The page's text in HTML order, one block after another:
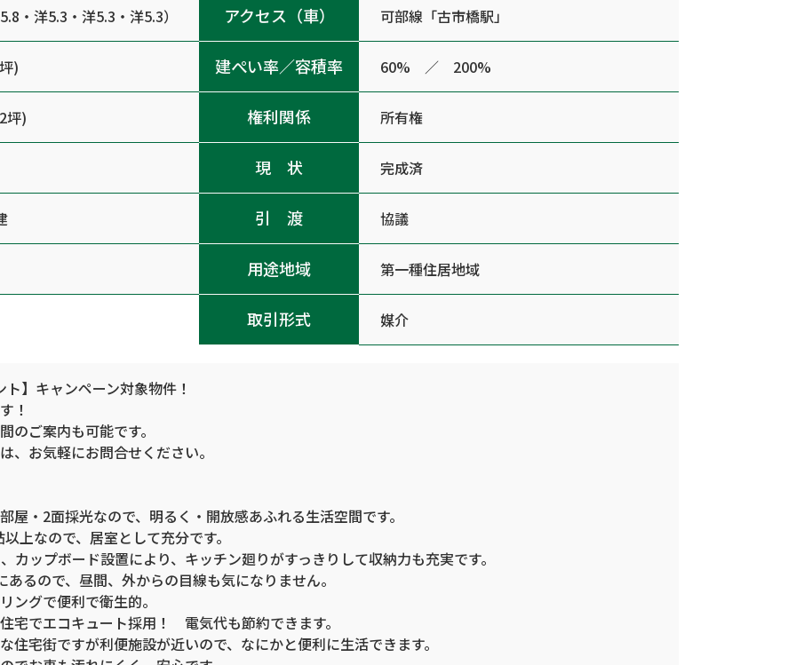
・洋5.3・洋5.3・洋5.3）
)
坪)
アクセス（車） 可部線「古市橋駅」
建ぺい率／容積率 60% ／ 200%
権利関係 所有権
現 状 完成済
引 渡 協議
用途地域 第一種住居地域
取引形式 媒介
】キャンペーン対象物件！
！
のご案内も可能です。
、お気軽にお問合せください。
・2面採光なので、明るく・開放感あふれる生活空間です。
なので、居室として充分です。
ップボード設置により、キッチン廻りがすっきりして収納力も充実です。
るので、昼間、外からの目線も気になりません。
グで便利で衛生的。
でエコキュート採用！ 電気代も節約できます。
宅街ですが利便施設が近いので、なにかと便利に生活できます。